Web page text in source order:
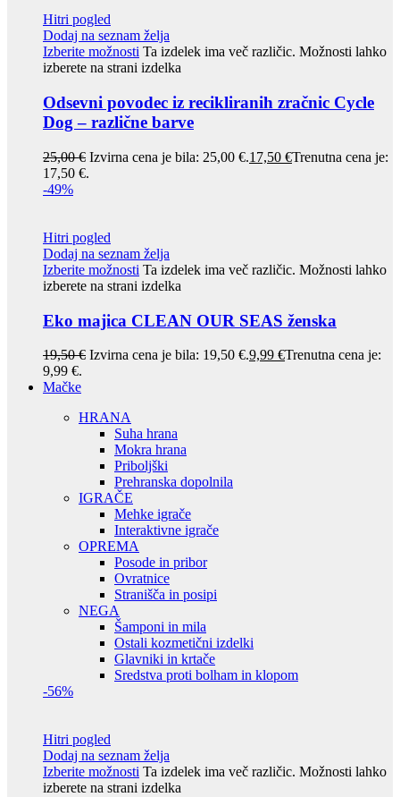
Hitri pogled
Dodaj na seznam želja
Izberite možnosti Ta izdelek ima več različic. Možnosti lahko
izberete na strani izdelka
Odsevni povodec iz recikliranih zračnic Cycle
Dog – različne barve
25,00€ Izvirna cena je bila: 25,00 €.17,50 €Trenutna cena je:
17,50 €.
-49%
Hitri pogled
Dodaj na seznam želja
Izberite možnosti Ta izdelek ima več različic. Možnosti lahko
izberete na strani izdelka
Eko majica CLEAN OUR SEAS ženska
19,50€ Izvirna cena je bila: 19,50 €.9,99 €Trenutna cena je:
9,99 €.
Mačke
HRANA
Suha hrana
Mokra hrana
Priboljški
Prehranska dopolnila
IGRAČE
Mehke igrače
Interaktivne igrače
OPREMA
Posode in pribor
Ovratnice
Stranišča in posipi
NEGA
Šamponi in mila
Ostali kozmetični izdelki
Glavniki in krtače
Sredstva proti bolham in klopom
-56%
Hitri pogled
Dodaj na seznam želja
Izberite možnosti Ta izdelek ima več različic. Možnosti lahko
izberete na strani izdelka